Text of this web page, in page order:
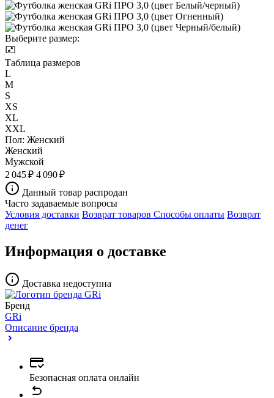
Выберите размер:
Таблица размеров
L
M
S
XS
XL
XXL
Пол: Женский
Женский
Мужской
2 045 ₽ 4 090 ₽
Данный товар распродан
Часто задаваемые вопросы
Условия доставки Возврат товаров Способы оплаты Возврат
денег
Информация о доставке
Доставка недоступна
Бренд
GRi
Описание бренда
Безопасная оплата онлайн